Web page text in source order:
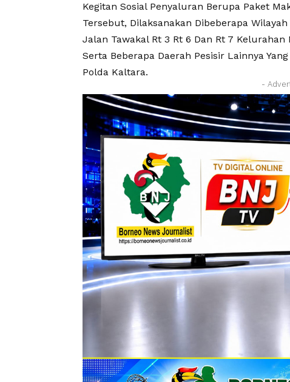
Kegitan Sosial Penyaluran Berupa Paket
Tersebut, Dilaksanakan Dibeberapa
Jalan Tawakal Rt 3 Rt 6 Dan Rt 7
Serta Beberapa Daerah Pesisir Lainnya
Polda Kaltara.
-